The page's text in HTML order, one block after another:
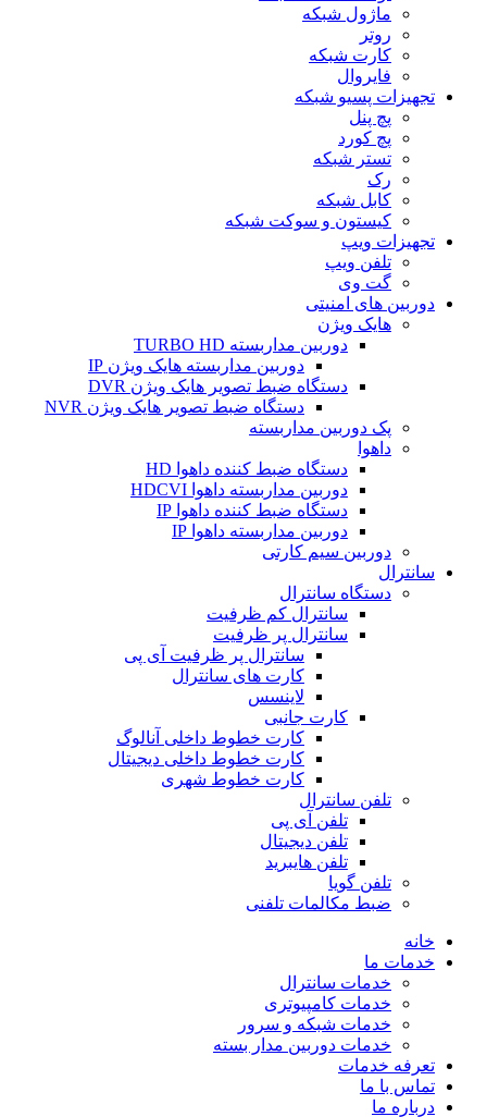
ماژول شبکه
روتر
کارت شبکه
فایروال
تجهیزات پسیو شبکه
پچ پنل
پچ کورد
تستر شبکه
رک
کابل شبکه
کیستون و سوکت شبکه
تجهیزات ویپ
تلفن ویپ
گت وی
دوربین های امنیتی
هایک ویژن
دوربین مداربسته TURBO HD
دوربین مداربسته هایک ویژن IP
دستگاه ضبط تصویر هایک ویژن DVR
دستگاه ضبط تصویر هایک ویژن NVR
پک دوربین مداربسته
داهوا
دستگاه ضبط کننده داهوا HD
دوربین مداربسته داهوا HDCVI
دستگاه ضبط کننده داهوا IP
دوربین مداربسته داهوا IP
دوربین سیم کارتی
سانترال
دستگاه سانترال
سانترال کم ظرفیت
سانترال پر ظرفیت
سانترال پر ظرفیت آی پی
کارت های سانترال
لاینسس
کارت جانبی
کارت خطوط داخلی آنالوگ
کارت خطوط داخلی دیجیتال
کارت خطوط شهری
تلفن سانترال
تلفن آی پی
تلفن دیجیتال
تلفن هایبرید
تلفن گویا
ضبط مکالمات تلفنی
خانه
خدمات ما
خدمات سانترال
خدمات کامپیوتری
خدمات شبکه و سرور
خدمات دوربین مدار بسته
تعرفه خدمات
تماس با ما
درباره ما